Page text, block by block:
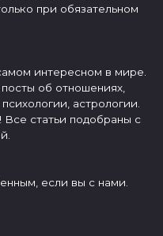
при обязательном
интересном в мире.
об отношениях,
астрологии.
статьи подобраны с
если вы с нами.